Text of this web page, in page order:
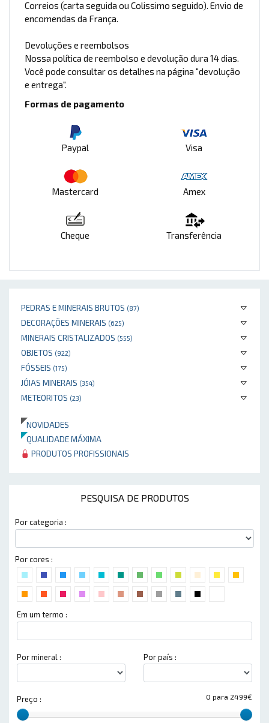
PEDRAS E MINERAIS BRUTOS (87)
DECORAÇÕES MINERAIS (625)
MINERAIS CRISTALIZADOS (555)
OBJETOS (922)
FÓSSEIS (175)
JÓIAS MINERAIS (354)
METEORITOS (23)
NOVIDADES
QUALIDADE MÁXIMA
PRODUTOS PROFISSIONAIS
PESQUISA DE PRODUTOS
Por categoria :
Por cores :
Em um termo :
Por mineral : Por país :
0 para 2499€
Preço :
Correios (carta seguida ou Colissimo seguido). Envio de
encomendas da França.
Devoluções e reembolsos
Nossa política de reembolso e devolução dura 14 dias.
Você pode consultar os detalhes na página "devolução
e entrega".
Formas de pagamento
Paypal Visa
Mastercard Amex
Cheque Transferência